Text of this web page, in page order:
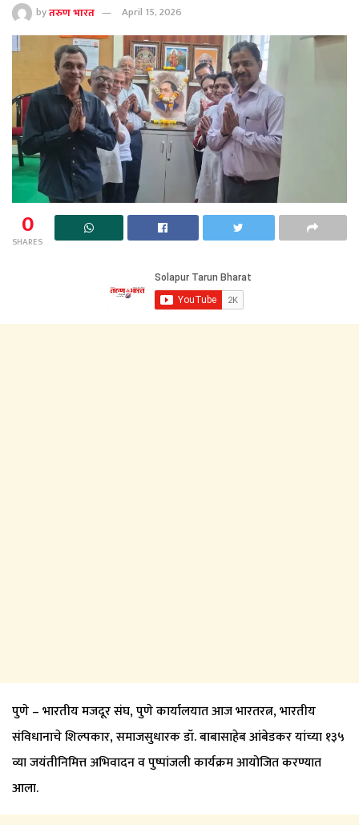
byतरुण भारत April 15, 2026
0
SHARES
पुणे – भारतीय मजदूर संघ, पुणे कार्यालयात आज भारतरत्न, भारतीय
संविधानाचे शिल्पकार, समाजसुधारक डॉ. बाबासाहेब आंबेडकर यांच्या १३५
व्या जयंतीनिमित्त अभिवादन व पुष्पांजली कार्यक्रम आयोजित करण्यात
आला.